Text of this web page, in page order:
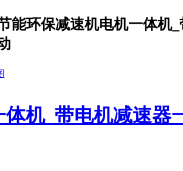
能环保减速机电机一体机